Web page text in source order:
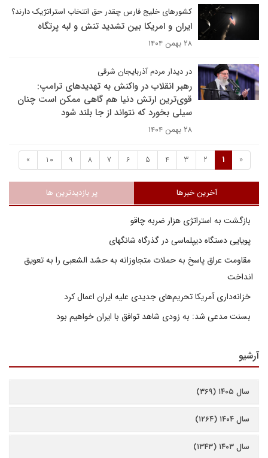
کشورهای خلیج فارس چقدر حق انتخاب استراتژیک دارند؟
ایران و امریکا بین تشدید تنش و لبه پرتگاه
۲۸ بهمن ۱۴۰۴
در دیدار مردم آذربایجان شرقی
رهبر انقلاب در واکنش به تهدیدهای ترامپ:
قوی‌ترین ارتش دنیا هم گاهی ممکن است چنان
سیلی بخورد که نتواند از جا بلند شود
۲۸ بهمن ۱۴۰۴
«
1
2
3
4
5
6
7
8
9
10
»
آخرین خبرها پر بازدیدترین ها
بازگشت به استراتژی هزار ضربه چاقو
پویایی دستگاه دیپلماسی در گذرگاه شانگهای
مقاومت عراق پاسخ به حملات متجاوزانه به حشد الشعبی را به تعویق
انداخت
خزانه‌داری آمریکا تحریم‌های جدیدی علیه ایران اعمال کرد
بسنت مدعی شد: به زودی شاهد توافق با ایران خواهیم بود
آرشیو
سال ۱۴۰۵ (۳۶۹)
سال ۱۴۰۴ (۱۲۶۴)
سال ۱۴۰۳ (۱۳۴۳)